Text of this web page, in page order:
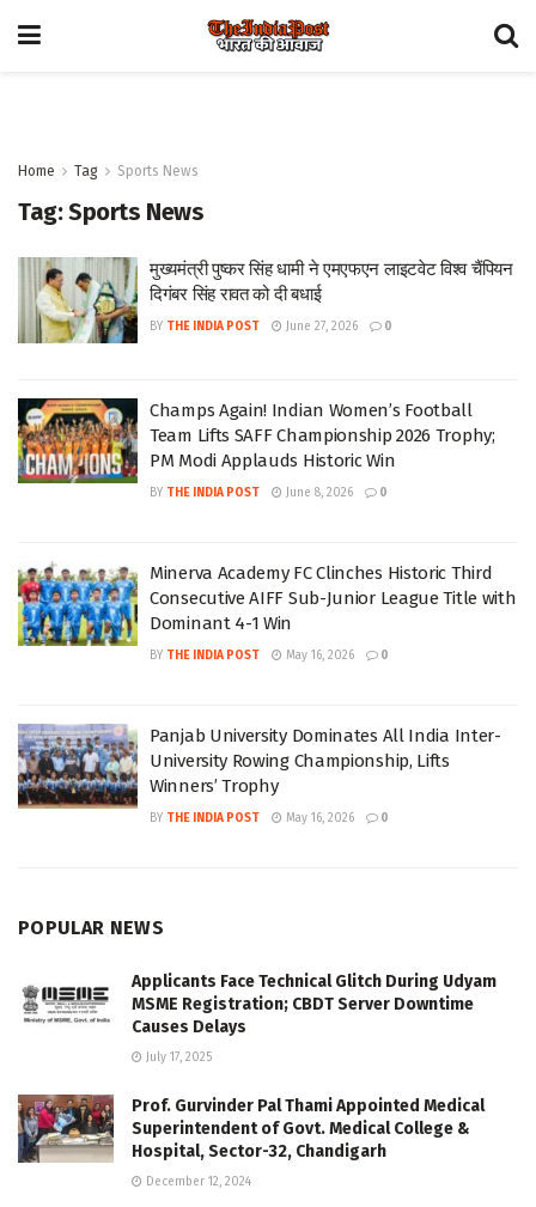
Home Tag Sports News
Tag:Sports News
मुख्यमंत्री पुष्कर सिंह धामी ने एमएफएन लाइटवेट विश्व चैंपियन
दिगंबर सिंह रावत को दी बधाई
BY THE INDIA POST June 27, 2026 0
Champs Again! Indian Women’s Football
Team Lifts SAFF Championship 2026 Trophy;
PM Modi Applauds Historic Win
BY THE INDIA POST June 8, 2026 0
Minerva Academy FC Clinches Historic Third
Consecutive AIFF Sub-Junior League Title with
Dominant 4-1 Win
BY THE INDIA POST May 16, 2026 0
Panjab University Dominates All India Inter-
University Rowing Championship, Lifts
Winners’ Trophy
BY THE INDIA POST May 16, 2026 0
POPULAR NEWS
Applicants Face Technical Glitch During Udyam
MSME Registration; CBDT Server Downtime
Causes Delays
July 17, 2025
Prof. Gurvinder Pal Thami Appointed Medical
Superintendent of Govt. Medical College &
Hospital, Sector-32, Chandigarh
December 12, 2024